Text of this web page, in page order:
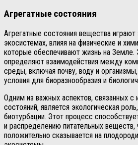
Агрегатные состояния
Агрегатные состояния вещества играют
экосистемах, влияя на физические и
которые обеспечивают жизнь на Земле.
определяют взаимодействия между
среды, включая почву, воду и
условия для биоразнообразия и
Одним из важных аспектов, связанных с
состояний, является экологическая
биотурбации. Этот процесс
и распределению питательных
положительно сказывается на